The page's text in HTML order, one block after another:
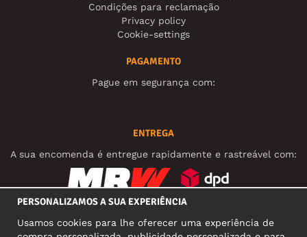
Condições para reclamação
Privacy policy
Cookie-settings
PAGAMENTO
Pague em segurança com:
ENTREGA
A sua encomenda é entregue rapidamente e rastreável com:
PERSONALIZAMOS A SUA EXPERIÊNCIA
Usamos cookies para lhe oferecer uma experiência de